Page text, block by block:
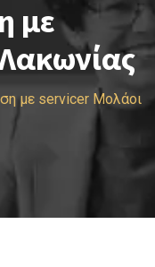
με
με servicer Μολάοι